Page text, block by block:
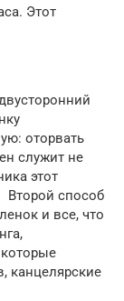
Этот
оторвать
служит не
этот
Второй способ
и все, что
канцелярские